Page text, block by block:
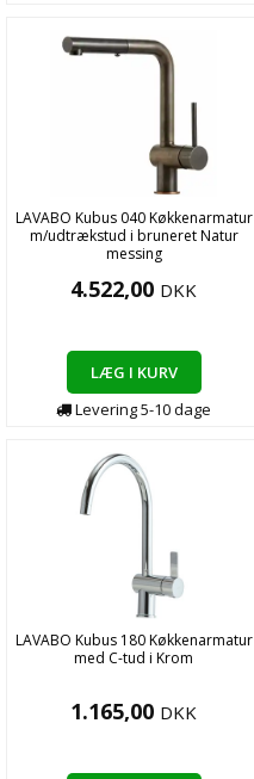
LAVABO Kubus 040 Køkkenarmatur
m/udtrækstud i bruneret Natur
messing
4.522,00 DKK
LÆG I KURV
Levering5-10dage
LAVABO Kubus 180 Køkkenarmatur
med C-tud i Krom
1.165,00 DKK